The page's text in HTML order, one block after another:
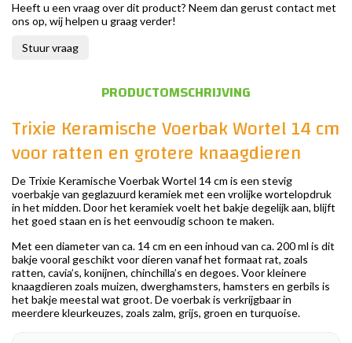
Heeft u een vraag over dit product? Neem dan gerust contact met
ons op, wij helpen u graag verder!
Stuur vraag
PRODUCTOMSCHRIJVING
Trixie Keramische Voerbak Wortel 14 cm
voor ratten en grotere knaagdieren
De Trixie Keramische Voerbak Wortel 14 cm is een stevig
voerbakje van geglazuurd keramiek met een vrolijke wortelopdruk
in het midden. Door het keramiek voelt het bakje degelijk aan, blijft
het goed staan en is het eenvoudig schoon te maken.
Met een diameter van ca. 14 cm en een inhoud van ca. 200 ml is dit
bakje vooral geschikt voor dieren vanaf het formaat rat, zoals
ratten, cavia’s, konijnen, chinchilla’s en degoes. Voor kleinere
knaagdieren zoals muizen, dwerghamsters, hamsters en gerbils is
het bakje meestal wat groot. De voerbak is verkrijgbaar in
meerdere kleurkeuzes, zoals zalm, grijs, groen en turquoise.